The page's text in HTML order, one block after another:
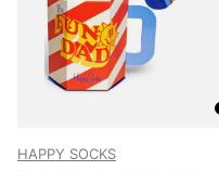
HAPPY SOCKS